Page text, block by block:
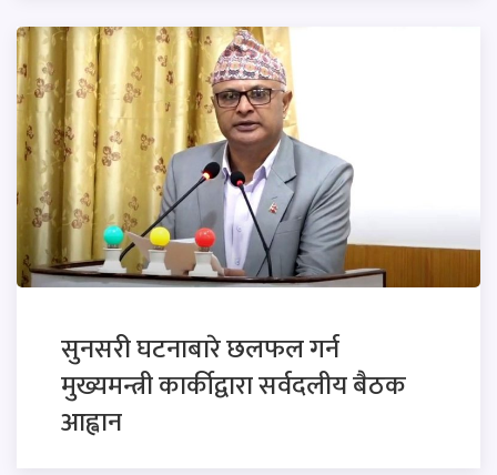
सुनसरी घटनाबारे छलफल गर्न
मुख्यमन्त्री कार्कीद्वारा सर्वदलीय बैठक
आह्वान